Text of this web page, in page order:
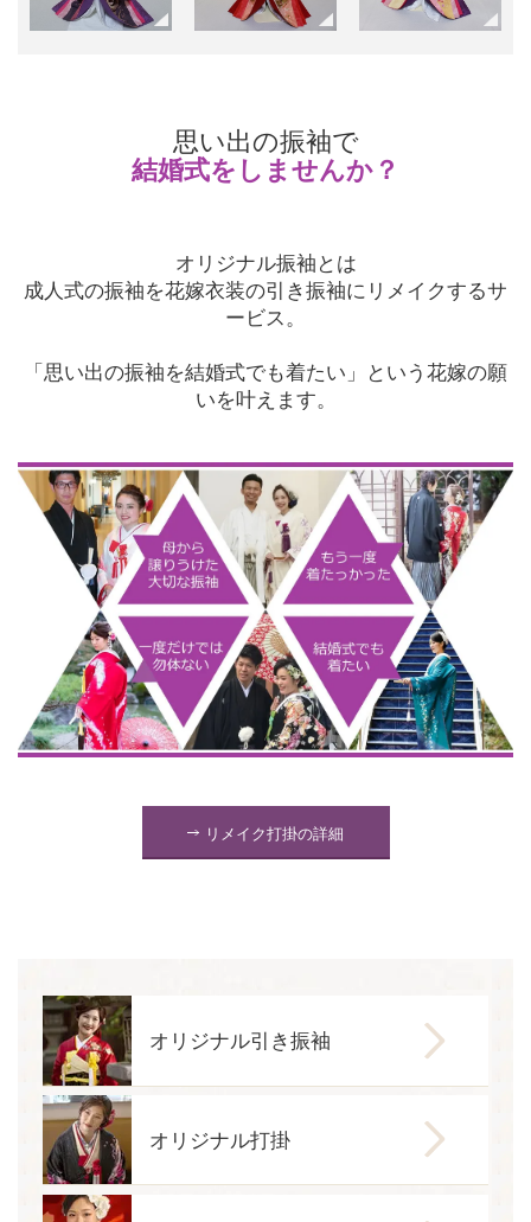
思い出の振袖で
結婚式をしませんか？
オリジナル振袖とは
成人式の振袖を花嫁衣装の引き振袖にリメイクするサ
ービス。
「思い出の振袖を結婚式でも着たい」という花嫁の願
いを叶えます。
リメイク打掛の詳細
オリジナル引き振袖
オリジナル打掛